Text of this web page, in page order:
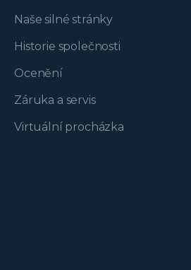
Naše silné stránky
Historie společnosti
Ocenění
Záruka a servis
Virtuální procházka